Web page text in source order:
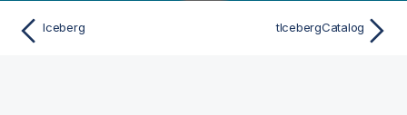
Iceberg tIcebergCatalog